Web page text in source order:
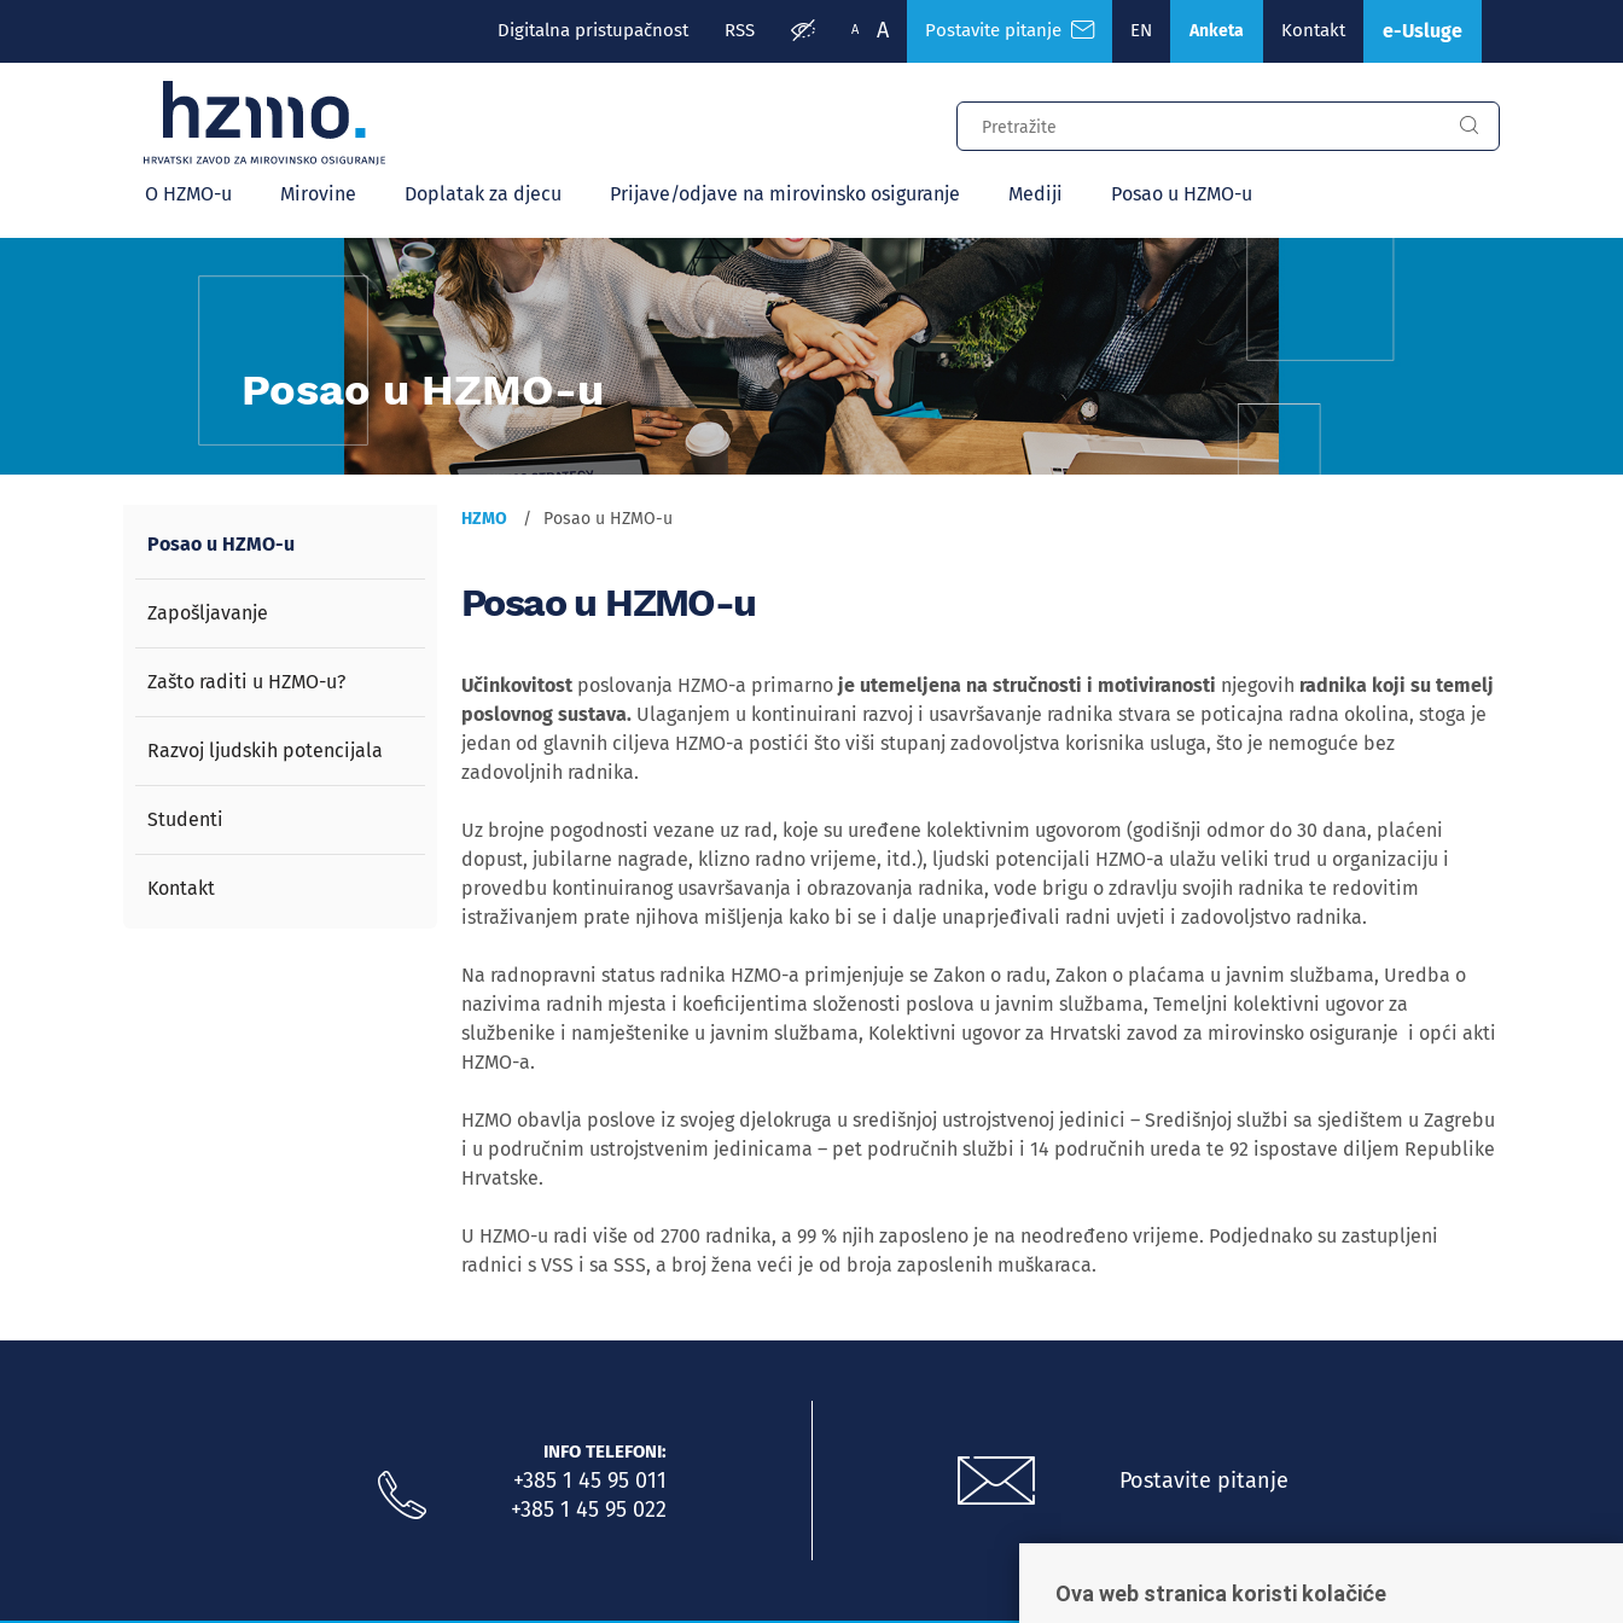
Digitalna pristupačnost RSS A A Postavite pitanje EN Anketa Kontakt e-Usluge
Glavni
izbornik
O HZMO-u Mirovine Doplatak za djecu Prijave/odjave na mirovinsko osiguranje Mediji Posao u HZMO-u
Posao u HZMO-u
Posao u HZMO-u
Zapošljavanje
Zašto raditi u HZMO-u?
Razvoj ljudskih potencijala
Studenti
Kontakt
HZMO Posao u HZMO-u
Posao u HZMO-u
Učinkovitost poslovanja HZMO-a primarno je utemeljena na stručnosti i motiviranosti njegovih radnika koji su temelj
poslovnog sustava. Ulaganjem u kontinuirani razvoj i usavršavanje radnika stvara se poticajna radna okolina, stoga je
jedan od glavnih ciljeva HZMO-a postići što viši stupanj zadovoljstva korisnika usluga, što je nemoguće bez
zadovoljnih radnika.
Uz brojne pogodnosti vezane uz rad, koje su uređene kolektivnim ugovorom (godišnji odmor do 30 dana, plaćeni
dopust, jubilarne nagrade, klizno radno vrijeme, itd.), ljudski potencijali HZMO-a ulažu veliki trud u organizaciju i
provedbu kontinuiranog usavršavanja i obrazovanja radnika, vode brigu o zdravlju svojih radnika te redovitim
istraživanjem prate njihova mišljenja kako bi se i dalje unaprjeđivali radni uvjeti i zadovoljstvo radnika.
Na radnopravni status radnika HZMO-a primjenjuje se Zakon o radu, Zakon o plaćama u javnim službama, Uredba o
nazivima radnih mjesta i koeficijentima složenosti poslova u javnim službama, Temeljni kolektivni ugovor za
službenike i namještenike u javnim službama, Kolektivni ugovor za Hrvatski zavod za mirovinsko osiguranje i opći akti
HZMO-a.
HZMO obavlja poslove iz svojeg djelokruga u središnjoj ustrojstvenoj jedinici – Središnjoj službi sa sjedištem u Zagrebu
i u područnim ustrojstvenim jedinicama – pet područnih službi i 14 područnih ureda te 92 ispostave diljem Republike
Hrvatske.
U HZMO-u radi više od 2700 radnika, a 99 % njih zaposleno je na neodređeno vrijeme. Podjednako su zastupljeni
radnici s VSS i sa SSS, a broj žena veći je od broja zaposlenih muškaraca.
INFO TELEFONI:
+385 1 45 95 011
+385 1 45 95 022
Postavite pitanje
Ova web stranica koristi kolačiće